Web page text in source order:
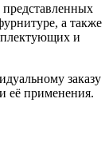
представленных
а также
и
заказу
её применения.